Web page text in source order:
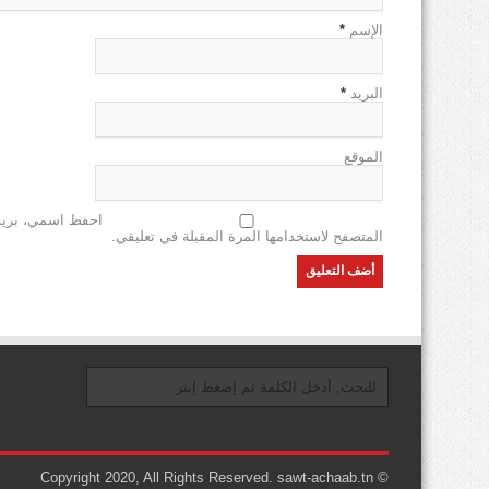
الإسم *
البريد *
الموقع
احفظ اسمي،
المتصفح لاستخدامها المرة المقبلة في تعليقي.
© Copyright 2020, All Rights Reserved. sawt-achaab.tn